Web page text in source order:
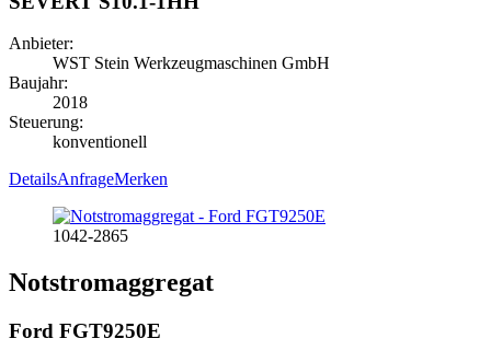
Anbieter:
WST Stein Werkzeugmaschinen GmbH
Baujahr:
2018
Steuerung:
konventionell
DetailsAnfrageMerken
1042-2865
Notstromaggregat
Ford FGT9250E